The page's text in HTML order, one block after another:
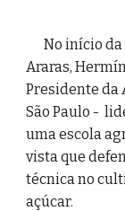
No início da
Araras,
Presidente da
São Paulo -
uma escola
vista que
técnica no
açúcar.